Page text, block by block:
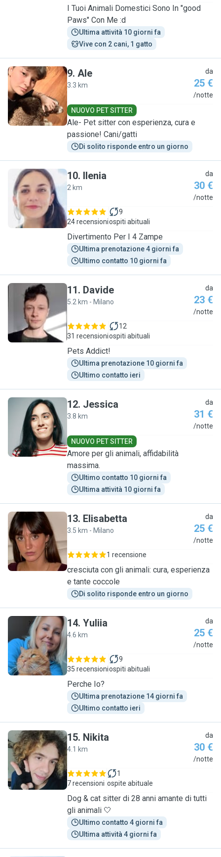
I Tuoi Animali Domestici Sono In "good
Paws" Con Me :d
Ultima attività 10 giorni fa
Vive con 2 cani, 1 gatto
A
9. Ale
3.3 km
da
25 €
/notte
NUOVO PET SITTER
Ale- Pet sitter con esperienza, cura e
passione! Cani/gatti
Di solito risponde entro un giorno
I
10. Ilenia
2 km
da
30 €
/notte
24 recensioni
9
ospiti abituali
Divertimento Per I 4 Zampe
Ultima prenotazione 4 giorni fa
Ultimo contatto 10 giorni fa
D
11. Davide
5.2 km - Milano
da
23 €
/notte
31 recensioni
12
ospiti abituali
Pets Addict!
Ultima prenotazione 10 giorni fa
Ultimo contatto ieri
J
12. Jessica
3.8 km
da
31 €
/notte
NUOVO PET SITTER
Amore per gli animali, affidabilità
massima.
Ultimo contatto 10 giorni fa
Ultima attività 10 giorni fa
E
13. Elisabetta
3.5 km - Milano
da
25 €
/notte
1 recensione
cresciuta con gli animali: cura, esperienza
e tante coccole
Di solito risponde entro un giorno
Y
14. Yuliia
4.6 km
da
25 €
/notte
35 recensioni
9
ospiti abituali
Perche Io?
Ultima prenotazione 14 giorni fa
Ultimo contatto ieri
N
15. Nikita
4.1 km
da
30 €
/notte
7 recensioni
1
ospite abituale
Dog & cat sitter di 28 anni amante di tutti
gli animali 🤍
Ultimo contatto 4 giorni fa
Ultima attività 4 giorni fa